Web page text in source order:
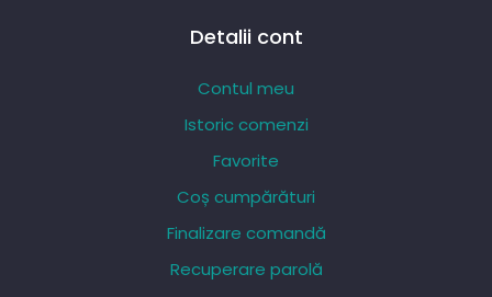
Detalii cont
Contul meu
Istoric comenzi
Favorite
Coș cumpărături
Finalizare comandă
Recuperare parolă